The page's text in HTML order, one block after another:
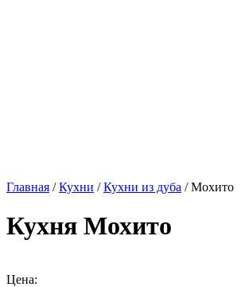
Главная /Кухни /Кухни из дуба / Мохито
Кухня Мохито
Цена: